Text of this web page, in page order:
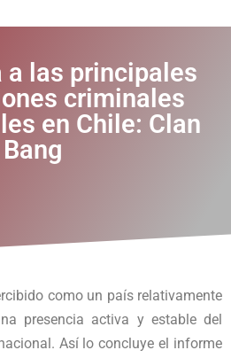
a las principales
criminales
en Chile: Clan
Bang
como un país relativamente
presencia activa y estable del
Así lo concluye el informe